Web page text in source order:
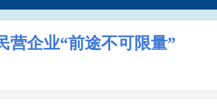
营企业“前途不可限量”